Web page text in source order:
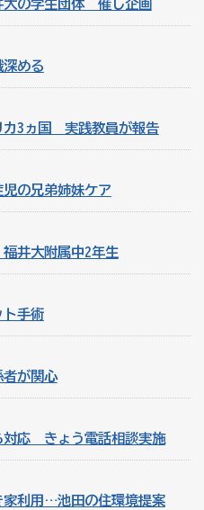
の学生団体 催し企画
める
カ3ヵ国 実践教員が報告
の兄弟姉妹ケア
井大附属中2年生
手術
が関心
対応 きょう電話相談実施
利用…池田の住環境提案